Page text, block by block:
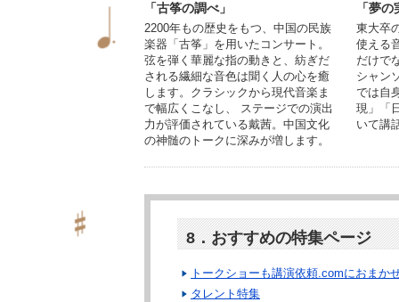
「古筝の調べ」
2200年もの歴史をもつ、中国の民族
楽器「古筝」を用いたコンサート。
弦を弾く華麗な指の動きと、紡ぎだ
される繊細な音色は聞く人の心を癒
します。クラシックから現代音楽ま
で幅広くこなし、 ステージでの演出
力が評価されている戴茜。中国文化
の神髄のトークに深みが増します。
「夢
東大卒
使える
だけで
シャン
では自
現」「
いて講
8．おすすめの特集ページ
トークショーも講演依頼.comにおまか
タレント特集